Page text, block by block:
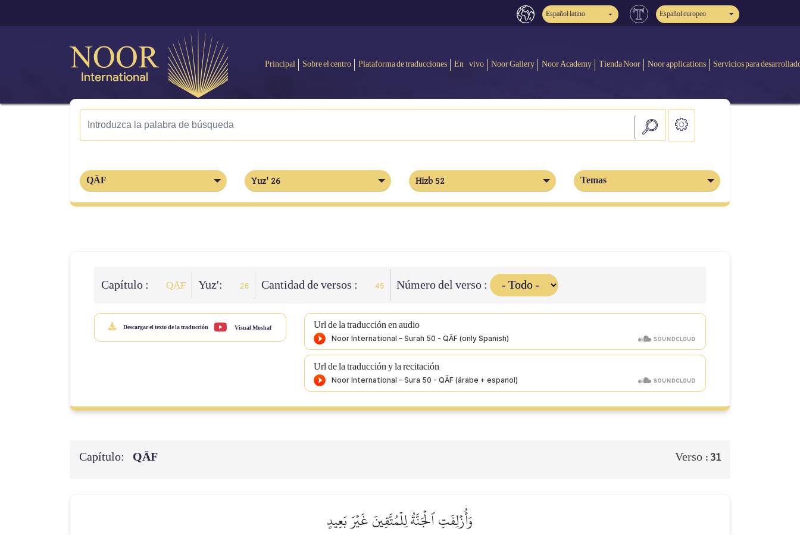
Español latino Español europeo
Principal Sobre el centro Plataforma de traducciones En vivo Noor Gallery Noor Academy Tienda Noor Noor applications Servicios para
QĀF Yuz' 26 Hizb 52 Temas
Capítulo : QĀF Yuz': 26 Cantidad de versos : 45 Número del verso :
Descargar el texto de la traducción Visual Moshaf Url de la traducción en audio
Url de la traducción y la recitación
Capítulo: QĀF Verso :31
وَأُزۡلِفَتِ ٱلۡجَنَّةُ لِلۡمُتَّقِينَ غَيۡرَ بَعِيدٍ